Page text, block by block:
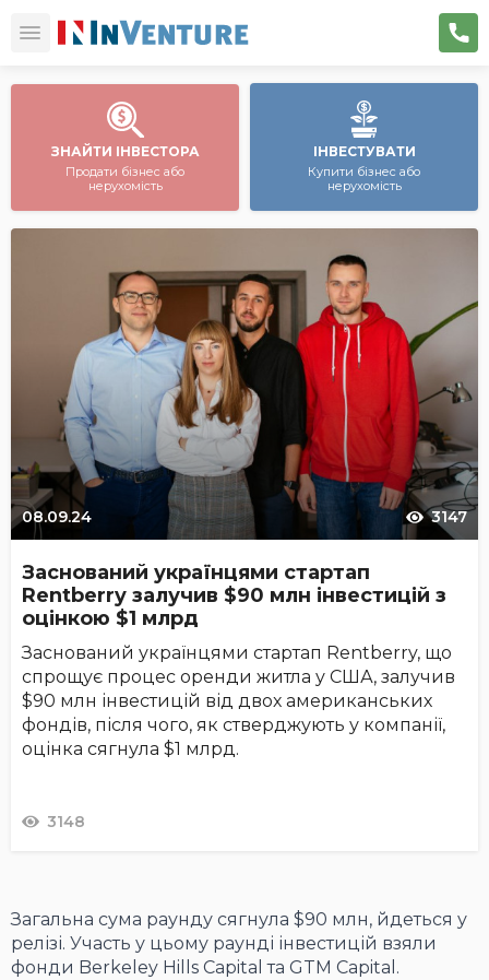
ЗНАЙТИ ІНВЕСТОРА
Продати бізнес або
нерухомість
ІНВЕСТУВАТИ
Купити бізнес або
нерухомість
08.09.24 3147
Заснований українцями стартап
Rentberry залучив $90 млн інвестицій з
оцінкою $1 млрд
Заснований українцями стартап Rentberry, що
спрощує процес оренди житла у США, залучив
$90 млн інвестицій від двох американських
фондів, після чого, як стверджують у компанії,
оцінка сягнула $1 млрд.
3148
Загальна сума раунду сягнула $90 млн, йдеться у
релізі. Участь у цьому раунді інвестицій взяли
фонди Berkeley Hills Capital та GTM Capital.